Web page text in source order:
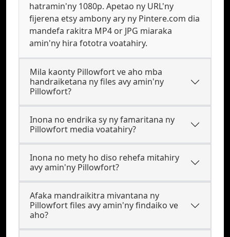
hatramin'ny 1080p. Apetao ny URL'ny
fijerena etsy ambony ary ny Pintere.com dia
mandefa rakitra MP4 or JPG miaraka
amin'ny hira fototra voatahiry.
Mila kaonty Pillowfort ve aho mba
handraiketana ny files avy amin'ny
Pillowfort?
Inona no endrika sy ny famaritana ny
Pillowfort media voatahiry?
Inona no mety ho diso rehefa mitahiry
avy amin'ny Pillowfort?
Afaka mandraikitra mivantana ny
Pillowfort files avy amin'ny findaiko ve
aho?